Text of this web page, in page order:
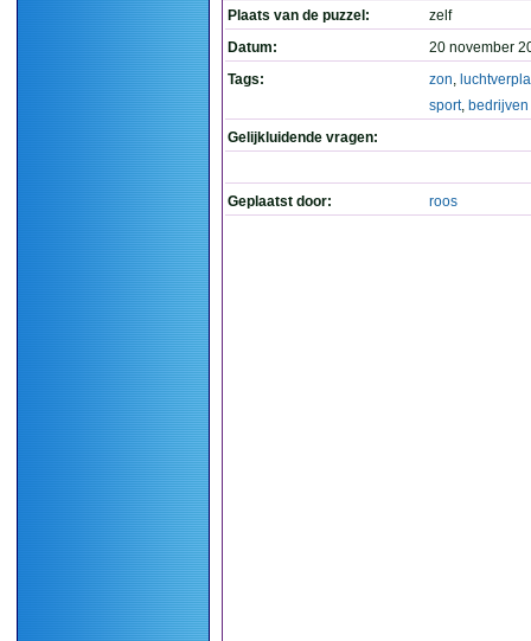
Plaats van de puzzel:
zelf
Datum:
20 november
Tags:
zon,
sport, bedrijven
Gelijkluidende vragen:
Geplaatst door: roos